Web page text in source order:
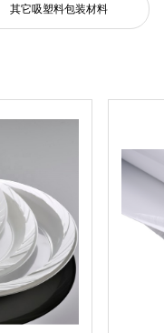
其它吸塑料包装材料